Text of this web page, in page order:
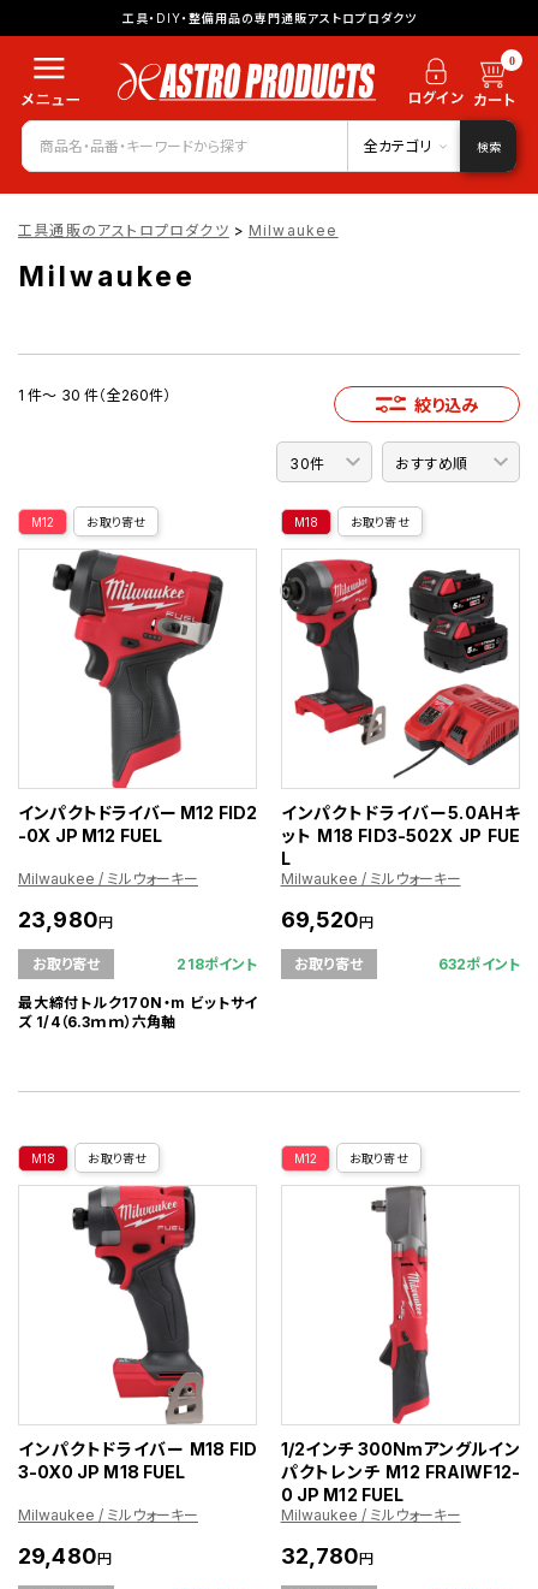
工具・DIY・整備用品の専門通販アストロプロダクツ
0
全カテゴリ 検索
工具通販のアストロプロダクツ > Milwaukee
Milwaukee
1 件～ 30 件（全260件） 絞り込み
M12 お取り寄せ
インパクトドライバー M12 FID2
-0X JP M12 FUEL
Milwaukee / ミルウォーキー
23,980円
お取り寄せ 218ポイント
最大締付トルク170N・m ビットサイ
ズ 1/4（6.3ｍｍ）六角軸
M18 お取り寄せ
インパクトドライバー5.0AHキ
ット M18 FID3-502X JP FUE
L
Milwaukee / ミルウォーキー
69,520円
お取り寄せ 632ポイント
M18 お取り寄せ
インパクトドライバー M18 FID
3-0X0 JP M18 FUEL
Milwaukee / ミルウォーキー
29,480円
M12 お取り寄せ
1/2インチ 300Nmアングルイン
パクトレンチ M12 FRAIWF12-
0 JP M12 FUEL
Milwaukee / ミルウォーキー
32,780円